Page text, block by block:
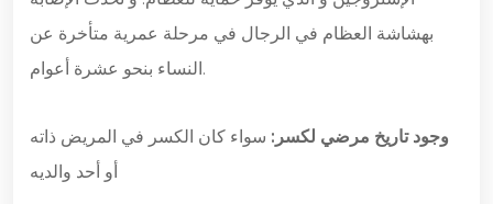
بهشاشة العظام في الرجال في مرحلة عمرية متأخرة عن
النساء بنحو عشرة أعوام.
وجود تاريخ مرضي لكسر: سواء كان الكسر في المريض ذاته
أو أحد والديه